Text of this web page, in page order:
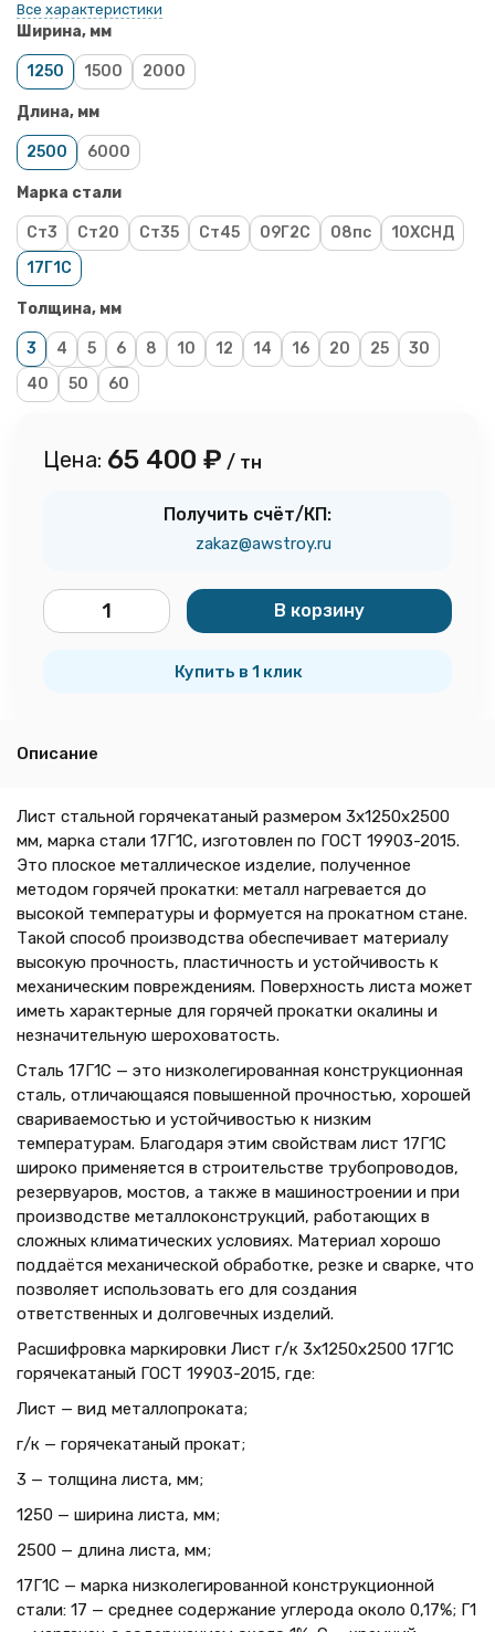
Все характеристики
Ширина, мм
1250 1500 2000
Длина, мм
2500 6000
Марка стали
Ст3 Ст20 Ст35 Ст45 09Г2С 08пс
10ХСНД
17Г1С
Толщина, мм
3 4 5 6 8 10 12 14 16 20 25
30
40
50 60
Цена: 65 400 ₽ / тн
Получить счёт/КП:
zakaz@awstroy.ru
В корзину
Купить в 1 клик
Описание
Лист стальной горячекатаный размером 3х1250х2500
мм, марка стали 17Г1С, изготовлен по ГОСТ 19903-2015.
Это плоское металлическое изделие, полученное
методом горячей прокатки: металл нагревается до
высокой температуры и формуется на прокатном стане.
Такой способ производства обеспечивает материалу
высокую прочность, пластичность и устойчивость к
механическим повреждениям. Поверхность листа может
иметь характерные для горячей прокатки окалины и
незначительную шероховатость.
Сталь 17Г1С — это низколегированная конструкционная
сталь, отличающаяся повышенной прочностью, хорошей
свариваемостью и устойчивостью к низким
температурам. Благодаря этим свойствам лист 17Г1С
широко применяется в строительстве трубопроводов,
резервуаров, мостов, а также в машиностроении и при
производстве металлоконструкций, работающих в
сложных климатических условиях. Материал хорошо
поддаётся механической обработке, резке и сварке, что
позволяет использовать его для создания
ответственных и долговечных изделий.
Расшифровка маркировки Лист г/к 3х1250x2500 17Г1С
горячекатаный ГОСТ 19903-2015, где:
Лист — вид металлопроката;
г/к — горячекатаный прокат;
3 — толщина листа, мм;
1250 — ширина листа, мм;
2500 — длина листа, мм;
17Г1С — марка низколегированной конструкционной
стали: 17 — среднее содержание углерода около 0,17%; Г1